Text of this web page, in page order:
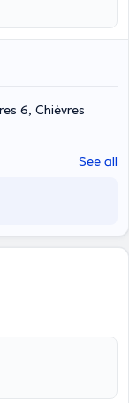
6, Chièvres
See all